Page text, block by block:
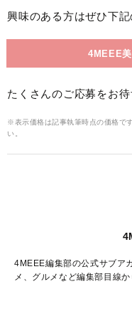
興味のある方はぜひ下
4MEEE
たくさんのご応募をお待
※表示価格は記事執筆時点の価格で
い。
4MEEE編集部の公式サブア
メ、グルメなど編集部目線